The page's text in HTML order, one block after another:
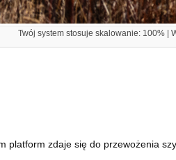
Twój system stosuje skalowanie: 100% |
platform zdaje się do przewożenia